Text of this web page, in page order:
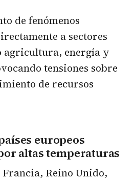
de fenómenos
a sectores
agricultura, energía y
tensiones sobre
de recursos
europeos
altas temperaturas
Reino Unido,